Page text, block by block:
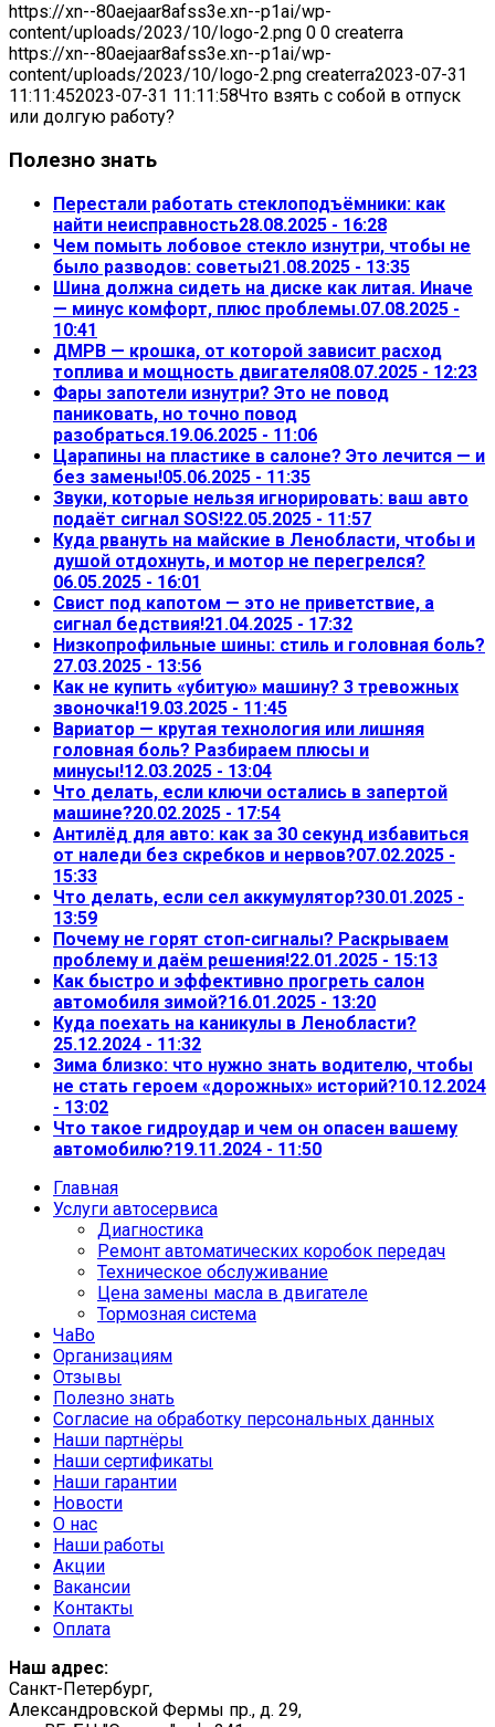
https://xn--80aejaar8afss3e.xn--p1ai/wp-
content/uploads/2023/10/logo-2.png 0 0 createrra
https://xn--80aejaar8afss3e.xn--p1ai/wp-
content/uploads/2023/10/logo-2.png createrra2023-07-31
11:11:452023-07-31 11:11:58Что взять с собой в отпуск
или долгую работу?
Полезно знать
Перестали работать стеклоподъёмники: как
найти неисправность28.08.2025 - 16:28
Чем помыть лобовое стекло изнутри, чтобы не
было разводов: советы21.08.2025 - 13:35
Шина должна сидеть на диске как литая. Иначе
— минус комфорт, плюс проблемы.07.08.2025 -
10:41
ДМРВ — крошка, от которой зависит расход
топлива и мощность двигателя08.07.2025 - 12:23
Фары запотели изнутри? Это не повод
паниковать, но точно повод
разобраться.19.06.2025 - 11:06
Царапины на пластике в салоне? Это лечится — и
без замены!05.06.2025 - 11:35
Звуки, которые нельзя игнорировать: ваш авто
подаёт сигнал SOS!22.05.2025 - 11:57
Куда рвануть на майские в Ленобласти, чтобы и
душой отдохнуть, и мотор не перегрелся?
06.05.2025 - 16:01
Свист под капотом — это не приветствие, а
сигнал бедствия!21.04.2025 - 17:32
Низкопрофильные шины: стиль и головная боль?
27.03.2025 - 13:56
Как не купить «убитую» машину? 3 тревожных
звоночка!19.03.2025 - 11:45
Вариатор — крутая технология или лишняя
головная боль? Разбираем плюсы и
минусы!12.03.2025 - 13:04
Что делать, если ключи остались в запертой
машине?20.02.2025 - 17:54
Антилёд для авто: как за 30 секунд избавиться
от наледи без скребков и нервов?07.02.2025 -
15:33
Что делать, если сел аккумулятор?30.01.2025 -
13:59
Почему не горят стоп-сигналы? Раскрываем
проблему и даём решения!22.01.2025 - 15:13
Как быстро и эффективно прогреть салон
автомобиля зимой?16.01.2025 - 13:20
Куда поехать на каникулы в Ленобласти?
25.12.2024 - 11:32
Зима близко: что нужно знать водителю, чтобы
не стать героем «дорожных» историй?10.12.2024
- 13:02
Что такое гидроудар и чем он опасен вашему
автомобилю?19.11.2024 - 11:50
Главная
Услуги автосервиса
Диагностика
Ремонт автоматических коробок передач
Техническое обслуживание
Цена замены масла в двигателе
Тормозная система
ЧаВо
Организациям
Отзывы
Полезно знать
Согласие на обработку персональных данных
Наши партнёры
Наши сертификаты
Наши гарантии
Новости
О нас
Наши работы
Акции
Вакансии
Контакты
Оплата
Наш адрес:
Санкт-Петербург,
Александровской Фермы пр., д. 29,